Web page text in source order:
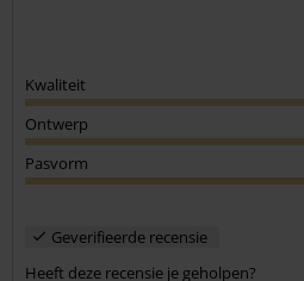
Kwaliteit
Ontwerp
Pasvorm
Geverifieerde recensie
Heeft deze recensie je geholpen?